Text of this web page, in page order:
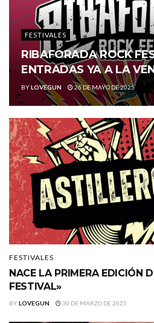
FESTIVALES
RIBAFORADA ROCK
ENTRADAS YA A LA
BYLOVEGUN 26 DE MAYO DE 2025
FESTIVALES
NACE LA PRIMERA EDICIÓN
FESTIVAL»
BYLOVEGUN 30 DE MARZO DE 2025